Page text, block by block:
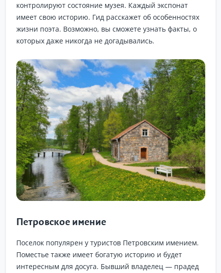
контролируют состояние музея. Каждый экспонат
имеет свою историю. Гид расскажет об особенностях
жизни поэта. Возможно, вы сможете узнать факты, о
которых даже никогда не догадывались.
Петровское имение
Поселок популярен у туристов Петровским имением.
Поместье также имеет богатую историю и будет
интересным для досуга. Бывший владелец — прадед